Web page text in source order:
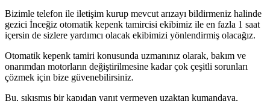
Bizimle telefon ile iletişim kurup mevcut arızayı bildirmeniz halinde
gezici İnceğiz otomatik kepenk tamircisi ekibimiz ile en fazla 1 saat
içersin de sizlere yardımcı olacak ekibimizi yönlendirmiş olacağız.
Otomatik kepenk tamiri konusunda uzmanınız olarak, bakım ve
onarımdan motorların değiştirilmesine kadar çok çeşitli sorunları
çözmek için bize güvenebilirsiniz.
Bu, sıkışmış bir kapıdan yanıt vermeyen uzaktan kumandaya,